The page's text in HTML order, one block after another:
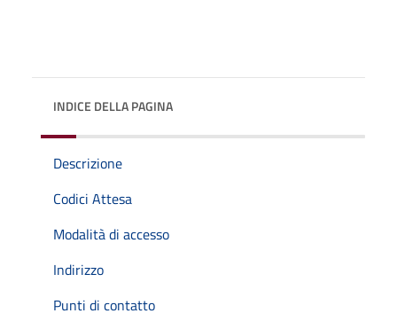
INDICE DELLA PAGINA
Descrizione
Codici Attesa
Modalità di accesso
Indirizzo
Punti di contatto